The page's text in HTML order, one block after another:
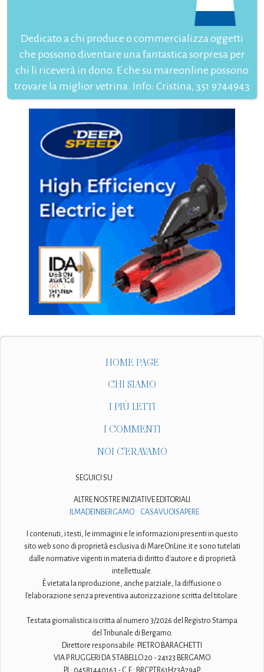
Dedicato a chi produce o commercializza oggetti
che possono diventare una fantastica sorpresa per
chi li riceverà in dono. E che su mareonline possono
trovare la miglior vetrina. Info: Cristina, 351 9744943
HOME PAGE
CHI SIAMO
I PIÙ LETTI
I COMMENTI
NOI C'ERAVAMO
SEGUICI SU
ALTRE NOSTRE INIZIATIVE EDITORIALI
ILMADEINBERGAMO
CASAVUOISAPERE
I contenuti, i testi, le immagini e le informazioni presenti in questo
sito web sono di proprietà esclusiva di MareOnLine.it e sono tutelati
dalle normative vigenti in materia di diritto d'autore e di proprietà
intellettuale.
È vietata la riproduzione, anche parziale, la diffusione o
l'elaborazione senza preventiva autorizzazione scritta del titolare.
Testata giornalistica iscritta al numero 3/2026 del Registro Stampa
del Tribunale di Bergamo.
Direttore responsabile: PIETRO BARACHETTI
VIA P. RUGGERI DA STABELLO 20 - 24123 BERGAMO
P.I.: 04581440163 - C.F.: BRCPTR61H23A794P